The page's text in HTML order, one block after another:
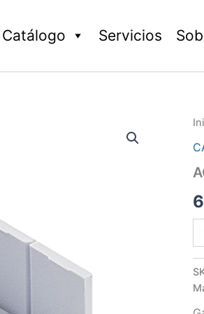
Catálogo Servicios
5